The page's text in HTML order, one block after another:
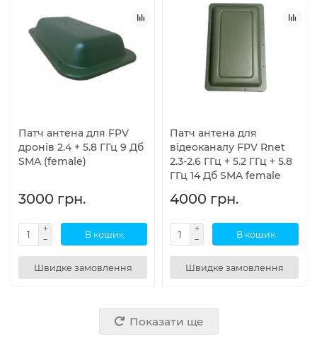
Патч антена для FPV
дронів 2.4 + 5.8 ГГц 9 Дб
SMA (female)
3000 грн.
В кошик
Швидке замовлення
Патч антена для
відеоканалу FPV Rnet
2.3-2.6 ГГц + 5.2 ГГц + 5.8
ГГц 14 Дб SMA female
4000 грн.
В кошик
Швидке замовлення
Показати ще